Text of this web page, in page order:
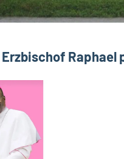
Erzbischof Raphael